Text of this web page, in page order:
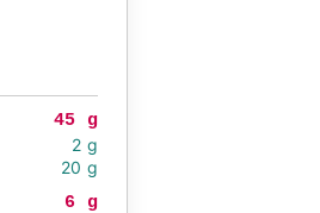
45 g
2 g
20 g
6 g